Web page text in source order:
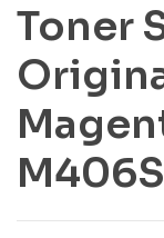
Toner